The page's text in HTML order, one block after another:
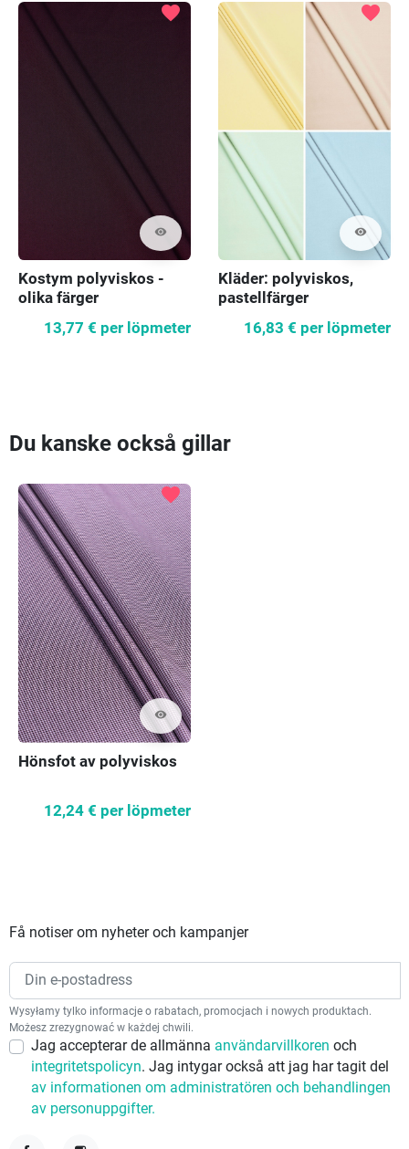
visibility
favorite
Kostym polyviskos -
olika färger
13,77 € per löpmeter
visibility
favorite
Kläder: polyviskos,
pastellfärger
16,83 € per löpmeter
Du kanske också gillar
visibility
favorite
Hönsfot av polyviskos
12,24 € per löpmeter
Få notiser om nyheter och kampanjer
Wysyłamy tylko informacje o rabatach, promocjach i nowych produktach.
Możesz zrezygnować w każdej chwili.
Jag accepterar de allmänna användarvillkoren och
integritetspolicyn. Jag intygar också att jag har tagit del
av informationen om administratören och behandlingen
av personuppgifter.